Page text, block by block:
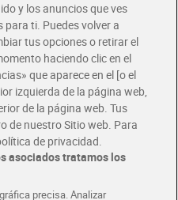
tu tienda más cercana
y los anuncios que ves
para ti. Puedes volver a
tus opciones o retirar el
haciendo clic en el
que aparece en el [o el
izquierda de la página web,
de la página web. Tus
de nuestro Sitio web. Para
de privacidad.
asociados tratamos los
precisa. Analizar